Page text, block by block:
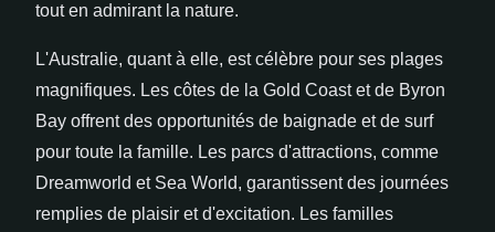
tout en admirant la nature.
L'Australie, quant à elle, est célèbre pour ses plages
magnifiques. Les côtes de la Gold Coast et de Byron
Bay offrent des opportunités de baignade et de surf
pour toute la famille. Les parcs d'attractions, comme
Dreamworld et Sea World, garantissent des journées
remplies de plaisir et d'excitation. Les familles